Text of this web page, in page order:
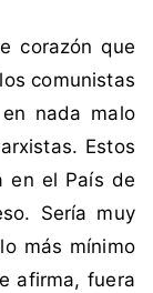
corazón que
comunistas
nada malo
Estos
en el País de
Sería muy
más mínimo
afirma, fuera